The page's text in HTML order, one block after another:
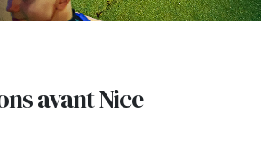
avant Nice -